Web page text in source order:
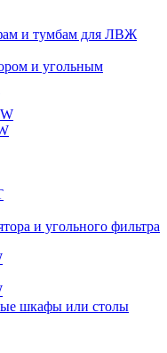
и тумбам для ЛВЖ
и угольным
и угольного фильтра
шкафы или столы